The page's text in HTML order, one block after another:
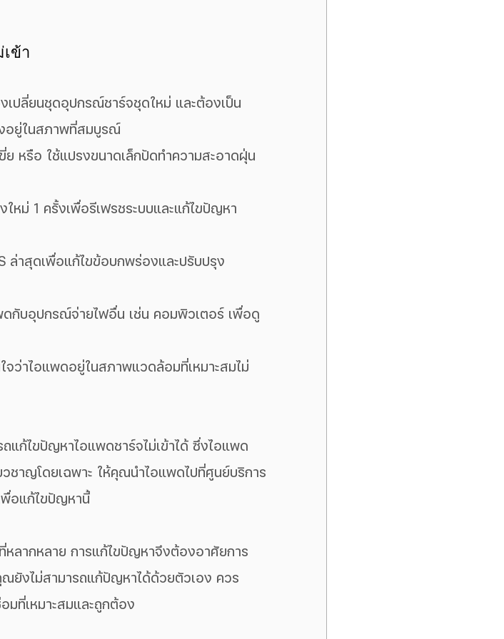
ข้า
ปลี่ยนชุดอุปกรณ์ชาร์จชุดใหม่ และต้องเป็น
อยู่ในสภาพที่สมบูรณ์
ย หรือ ใช้แปรงขนาดเล็กปัดทำความสะอาดฝุ่น
หม่ 1 ครั้งเพื่อรีเฟรชระบบและแก้ไขปัญหา
ล่าสุดเพื่อแก้ไขข้อบกพร่องและปรับปรุง
กับอุปกรณ์จ่ายไฟอื่น เช่น คอมพิวเตอร์ เพื่อดู
ว่าไอแพดอยู่ในสภาพแวดล้อมที่เหมาะสมไม่
แก้ไขปัญหาไอแพดชาร์จไม่เข้าได้ ซึ่งไอแพด
ชาญโดยเฉพาะ ให้คุณนำไอแพดไปที่ศูนย์บริการ
อแก้ไขปัญหานี้
หลากหลาย การแก้ไขปัญหาจึงต้องอาศัยการ
ณยังไม่สามารถแก้ปัญหาได้ด้วยตัวเอง ควร
มที่เหมาะสมและถูกต้อง